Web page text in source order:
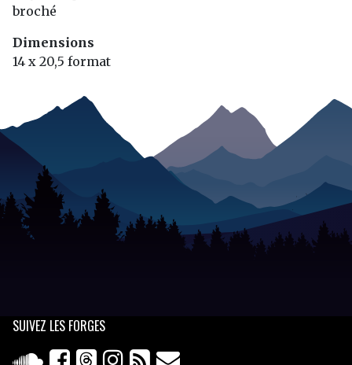
broché
Dimensions
14 x 20,5 format
SUIVEZ LES FORGES